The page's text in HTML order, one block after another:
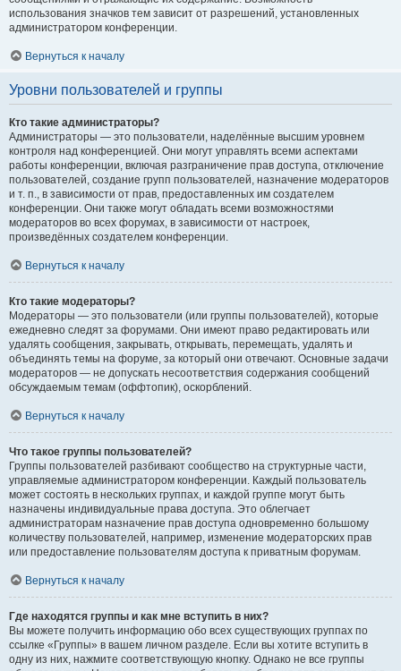
использования значков тем зависит от разрешений, установленных
администратором конференции.
Вернуться к началу
Уровни пользователей и группы
Кто такие администраторы?
Администраторы — это пользователи, наделённые высшим уровнем
контроля над конференцией. Они могут управлять всеми аспектами
работы конференции, включая разграничение прав доступа, отключение
пользователей, создание групп пользователей, назначение модераторов
и т. п., в зависимости от прав, предоставленных им создателем
конференции. Они также могут обладать всеми возможностями
модераторов во всех форумах, в зависимости от настроек,
произведённых создателем конференции.
Вернуться к началу
Кто такие модераторы?
Модераторы — это пользователи (или группы пользователей), которые
ежедневно следят за форумами. Они имеют право редактировать или
удалять сообщения, закрывать, открывать, перемещать, удалять и
объединять темы на форуме, за который они отвечают. Основные задачи
модераторов — не допускать несоответствия содержания сообщений
обсуждаемым темам (оффтопик), оскорблений.
Вернуться к началу
Что такое группы пользователей?
Группы пользователей разбивают сообщество на структурные части,
управляемые администратором конференции. Каждый пользователь
может состоять в нескольких группах, и каждой группе могут быть
назначены индивидуальные права доступа. Это облегчает
администраторам назначение прав доступа одновременно большому
количеству пользователей, например, изменение модераторских прав
или предоставление пользователям доступа к приватным форумам.
Вернуться к началу
Где находятся группы и как мне вступить в них?
Вы можете получить информацию обо всех существующих группах по
ссылке «Группы» в вашем личном разделе. Если вы хотите вступить в
одну из них, нажмите соответствующую кнопку. Однако не все группы